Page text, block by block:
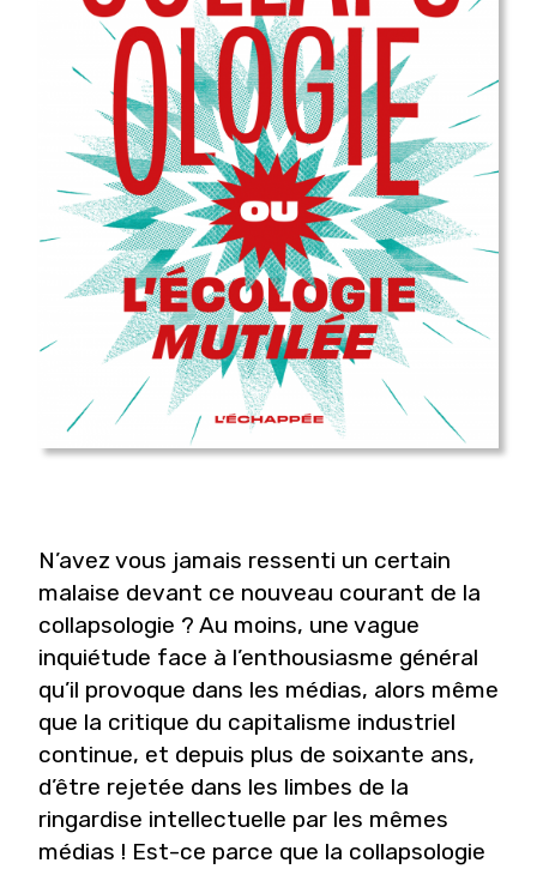
N’avez vous jamais ressenti un certain
malaise devant ce nouveau courant de la
collapsologie ? Au moins, une vague
inquiétude face à l’enthousiasme général
qu’il provoque dans les médias, alors même
que la critique du capitalisme industriel
continue, et depuis plus de soixante ans,
d’être rejetée dans les limbes de la
ringardise intellectuelle par les mêmes
médias ! Est-ce parce que la collapsologie